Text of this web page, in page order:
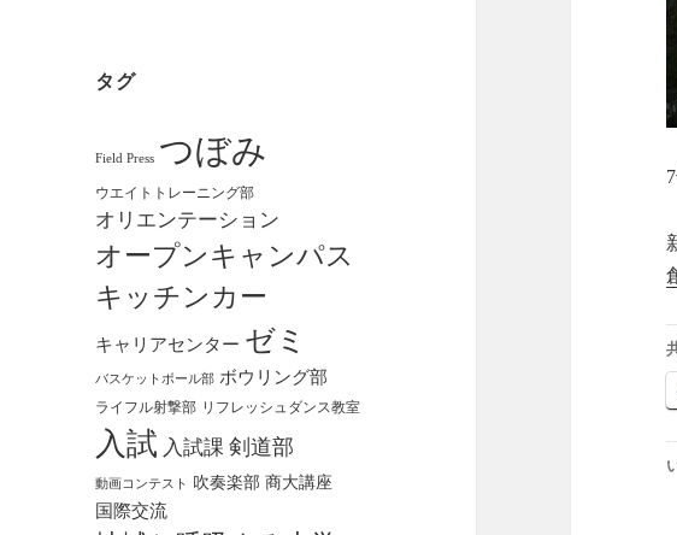
タグ
Field Press つぼみ
ウエイトトレーニング部
オリエンテーション
オープンキャンパス
キッチンカー
キャリアセンター ゼミ
バスケットボール部 ボウリング部
ライフル射撃部 リフレッシュダンス教室
入試 入試課 剣道部
動画コンテスト 吹奏楽部 商大講座
国際交流